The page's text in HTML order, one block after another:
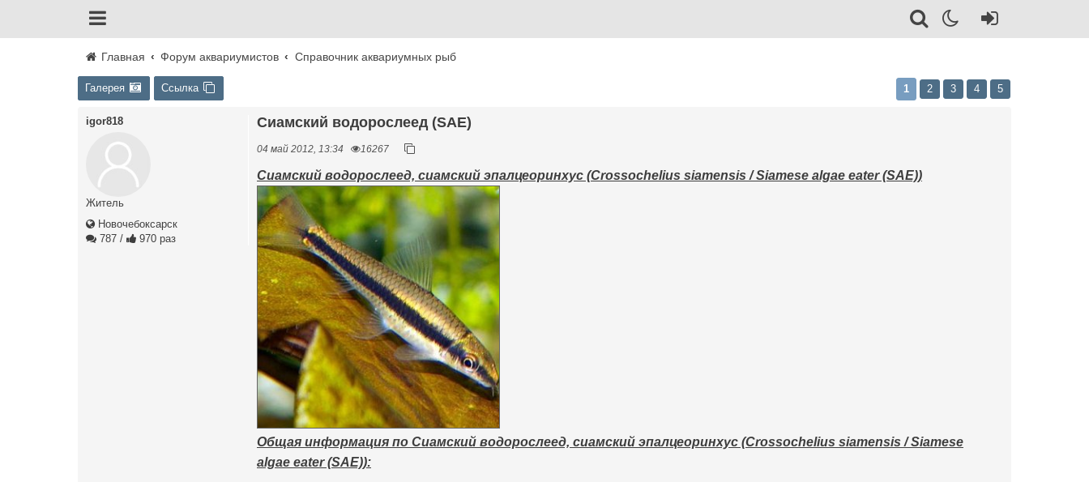
Главная Форум аквариумистов Справочник аквариумных рыб
Галерея Ссылка 1 2 3 4 5
igor818
Житель
Новочебоксарск
787 / 970 раз
Сиамский водорослеед (SAE)
04 май 2012, 13:34 16267
Сиамский водорослеед, сиамский эпалцеоринхус (Crossochelius siamensis / Siamese algae eater (SAE))
Общая информация по Сиамский водорослеед, сиамский эпалцеоринхус (Crossochelius siamensis / Siamese
algae eater (SAE)):